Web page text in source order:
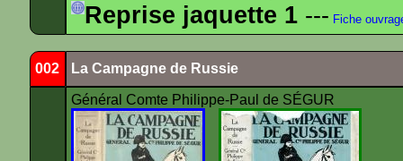
Reprise jaquette 1 --- Fiche
002 La Campagne de Russie
Général Comte Philippe-Paul de SÉGUR